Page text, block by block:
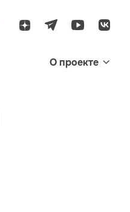
О проекте